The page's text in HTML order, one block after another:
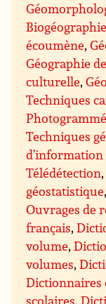
Biogéographie
écoumène,
Géographie
culturelle,
Techniques
Techniques
Télédétection
géostatistique
Ouvrages de
français,
volume,
volumes,
Dictionnaires
scolaires,